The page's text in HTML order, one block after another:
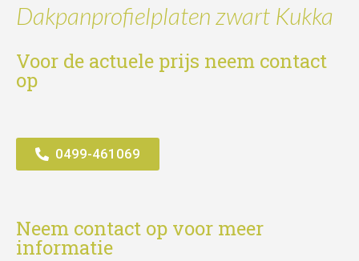
Dakpanprofielplaten zwart Kukka
Voor de actuele prijs neem contact
op
0499-461069
Neem contact op voor meer
informatie